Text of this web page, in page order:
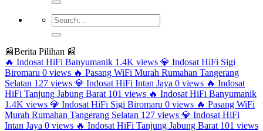
📰Berita Pilihan 📰
🔥 Indosat HiFi Banyumanik 1.4K views 💎 Indosat HiFi Sigi
Biromaru 0 views 🔥 Pasang WiFi Murah Rumahan Tangerang
Selatan 127 views 💎 Indosat HiFi Intan Jaya 0 views 🔥 Indosat
HiFi Tanjung Jabung Barat 101 views 🔥 Indosat HiFi Banyumanik
1.4K views 💎 Indosat HiFi Sigi Biromaru 0 views 🔥 Pasang WiFi
Murah Rumahan Tangerang Selatan 127 views 💎 Indosat HiFi
Intan Jaya 0 views 🔥 Indosat HiFi Tanjung Jabung Barat 101 views